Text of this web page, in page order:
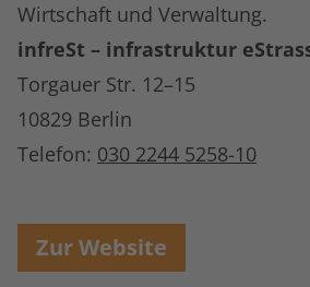
Wirtschaft und Verwaltung.
infreSt – infrastruktur
Torgauer Str. 12–15
10829 Berlin
Telefon: 030 2244 5258-10
Zur Website